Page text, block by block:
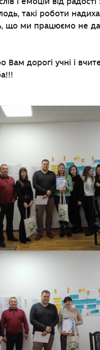
такі роботи
що ми працюємо не
дорогі учні і